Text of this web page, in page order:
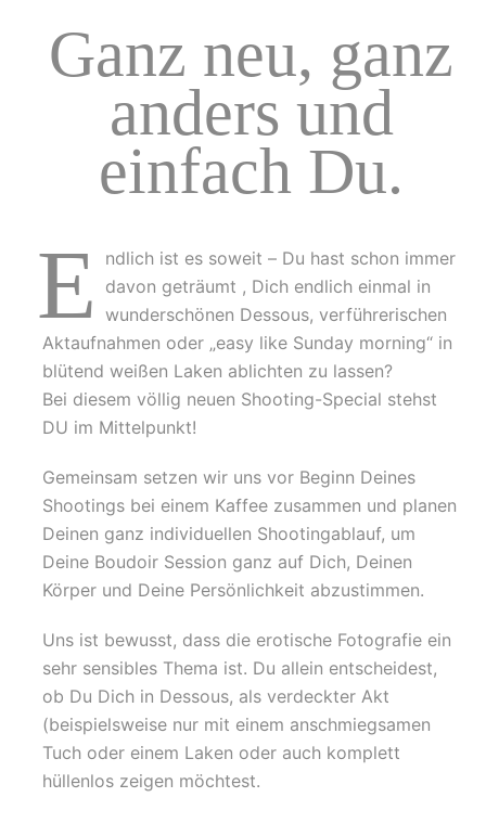
Ganz neu, ganz
anders und
einfach Du.
E
ndlich ist es soweit – Du hast schon immer
davon geträumt , Dich endlich einmal in
wunderschönen Dessous, verführerischen
Aktaufnahmen oder „easy like Sunday morning“ in
blütend weißen Laken ablichten zu lassen?
Bei diesem völlig neuen Shooting-Special stehst
DU im Mittelpunkt!
Gemeinsam setzen wir uns vor Beginn Deines
Shootings bei einem Kaffee zusammen und planen
Deinen ganz individuellen Shootingablauf, um
Deine Boudoir Session ganz auf Dich, Deinen
Körper und Deine Persönlichkeit abzustimmen.
Uns ist bewusst, dass die erotische Fotografie ein
sehr sensibles Thema ist. Du allein entscheidest,
ob Du Dich in Dessous, als verdeckter Akt
(beispielsweise nur mit einem anschmiegsamen
Tuch oder einem Laken oder auch komplett
hüllenlos zeigen möchtest.